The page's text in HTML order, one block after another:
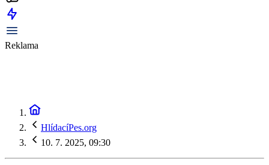
Reklama
HlídacíPes.org
10. 7. 2025, 09:30